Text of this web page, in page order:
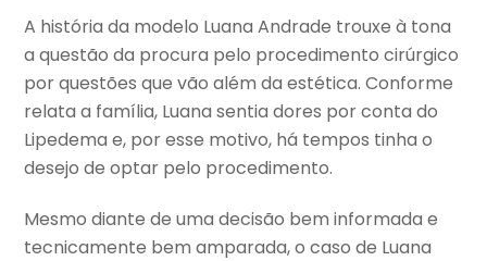
A história da modelo Luana Andrade trouxe à tona
a questão da procura pelo procedimento cirúrgico
por questões que vão além da estética. Conforme
relata a família, Luana sentia dores por conta do
Lipedema e, por esse motivo, há tempos tinha o
desejo de optar pelo procedimento.
Mesmo diante de uma decisão bem informada e
tecnicamente bem amparada, o caso de Luana